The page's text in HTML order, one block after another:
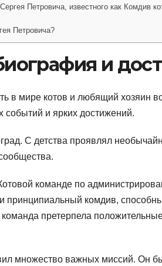
Петровича, известного как Комдив
Петровича?
и
в мире котов и любящий хозяин
событий и ярких достижений.
С детства проявлял
команде по
принципиальный комдив,
претерпела
множество важных миссий. Он